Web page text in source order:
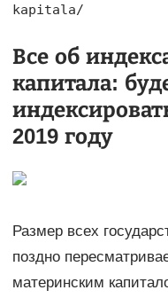
kapitala/
Все об
капитала:
2019 году
Размер всех
поздно
материнским